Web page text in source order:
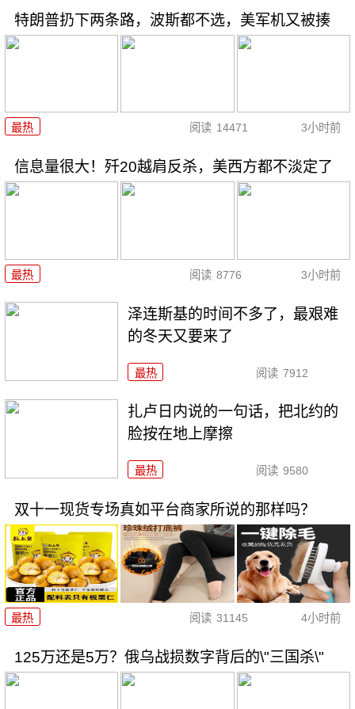
特朗普扔下两条路，波斯都不选，美军机又被揍
最热 阅读 14471 3小时前
信息量很大！歼20越肩反杀，美西方都不淡定了
最热 阅读 8776 3小时前
泽连斯基的时间不多了，最艰难
的冬天又要来了
最热 阅读 7912
扎卢日内说的一句话，把北约的
脸按在地上摩擦
最热 阅读 9580
双十一现货专场真如平台商家所说的那样吗？
最热 阅读 31145 4小时前
125万还是5万？俄乌战损数字背后的\"三国杀\"